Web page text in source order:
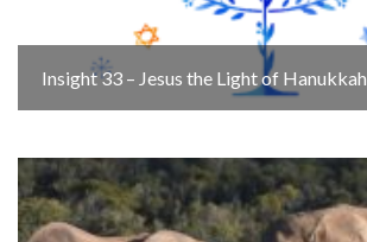
Insight 33 – Jesus the Light of Hanukkah